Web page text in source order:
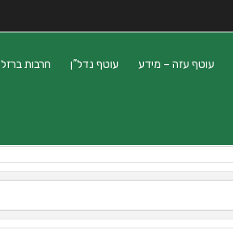
עוטף עזה – מידע עוטף נדל”ן חרבות ברזל